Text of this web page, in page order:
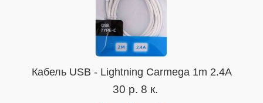
Кабель USB - Lightning Carmega 1m 2.4A
30 р. 8 к.